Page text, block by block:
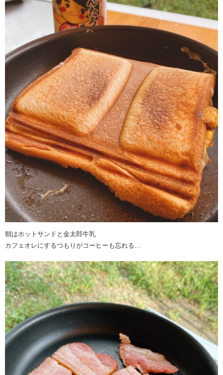
朝はホットサンドと金太郎牛乳
カフェオレにするつもりがコーヒーも忘れる…